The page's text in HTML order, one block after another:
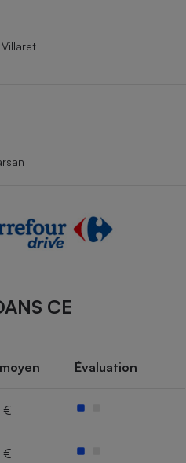
CE
Évaluation
€
€
Climatiseur -
Antivirus